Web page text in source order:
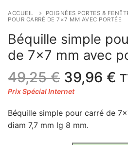
ACCUEIL POIGNÉES PORTES &
POUR CARRÉ DE 7×7 MM AVEC PORTÉE
Béquille simple
de 7×7 mm avec
49,25€ Le
prix
était :
49,25 €.
39,96 €
Béquille simple pour carré de
diam 7,7 mm lg 8 mm.